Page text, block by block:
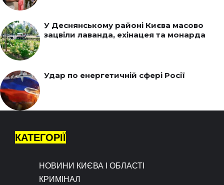
У Деснянському районі Києва масово
зацвіли лаванда, ехінацея та монарда
Удар по енергетичній сфері Росії
КАТЕГОРІЇ
НОВИНИ КИЄВА І ОБЛАСТІ
КРИМІНАЛ